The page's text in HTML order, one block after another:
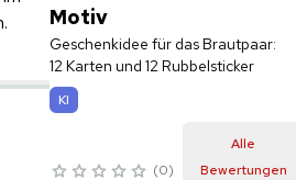
Motiv
Geschenkidee für das Brautpaar:
12 Karten und 12 Rubbelsticker
KI
0
Alle
Bewertungen